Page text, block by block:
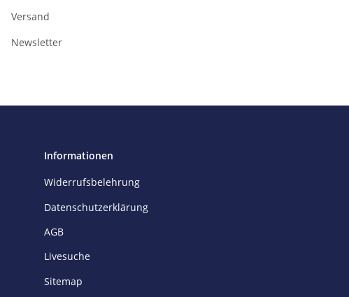
Versand
Newsletter
Informationen
Widerrufsbelehrung
Datenschutzerklärung
AGB
Livesuche
Sitemap